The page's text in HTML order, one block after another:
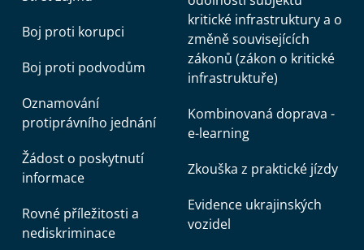
Boj proti korupci
Boj proti podvodům
Oznamování
protiprávního jednání
Žádost o poskytnutí
informace
Rovné příležitosti a
nediskriminace
kritické infrastruktury a o
změně souvisejících
zákonů (zákon o kritické
infrastruktuře)
Kombinovaná doprava -
e-learning
Zkouška z praktické jízdy
Evidence ukrajinských
vozidel